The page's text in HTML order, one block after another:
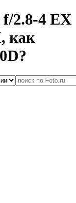
2.8-4 EX
как